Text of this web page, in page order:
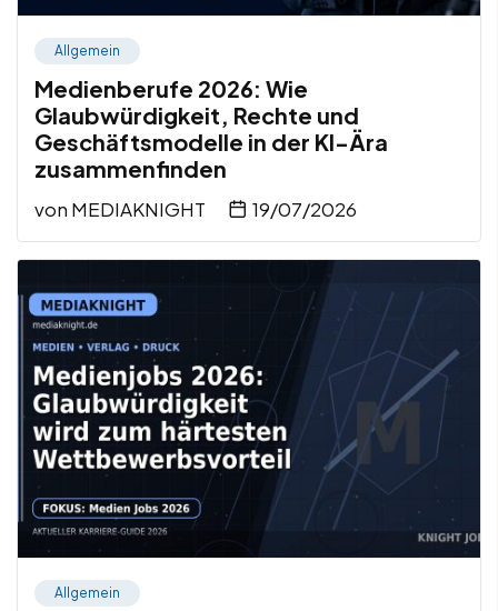
Allgemein
Medienberufe 2026: Wie
Glaubwürdigkeit, Rechte und
Geschäftsmodelle in der KI-Ära
zusammenfinden
von MEDIAKNIGHT 19/07/2026
Allgemein